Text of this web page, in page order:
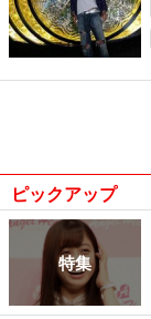
ピックアップ
特集